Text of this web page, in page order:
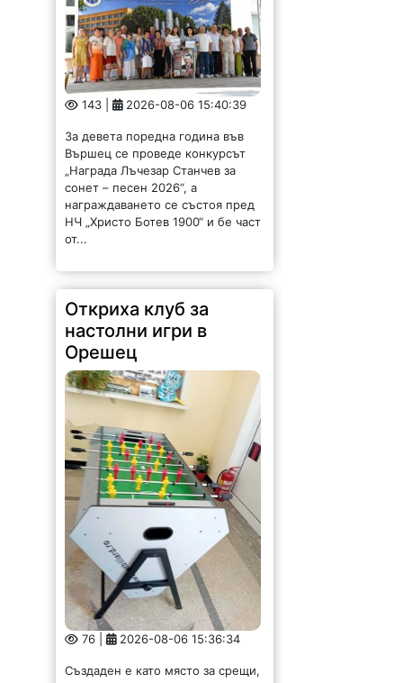
143 | 2026-08-06 15:40:39
Вършец се проведе конкурсът
„Награда Лъчезар Станчев за
сонет – песен 2026“, а
награждаването се състоя пред
НЧ „Христо Ботев 1900“ и бе част
от...
Откриха клуб за
настолни игри в
Орешец
76 | 2026-08-06 15:36:34
приятелства, забавление и